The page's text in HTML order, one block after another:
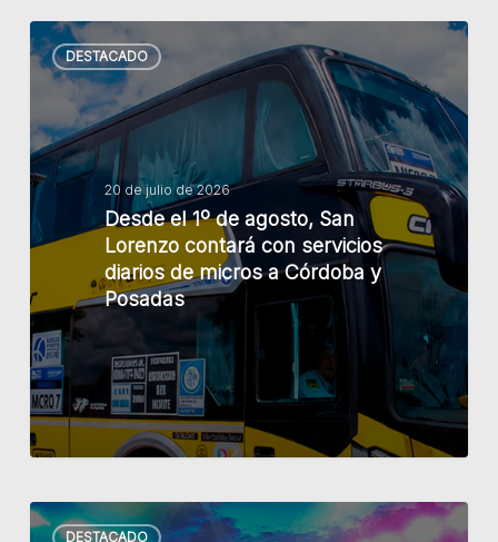
DESTACADO
Desde
el
de
agosto,
San
Lorenzo
contará
servicios
diarios
de
micros
a
y
Posadas
20 de julio de 2026
Desde el 1º de agosto, San
Lorenzo contará con servicios
diarios de micros a Córdoba y
Posadas
DESTACADO
Vacaciones